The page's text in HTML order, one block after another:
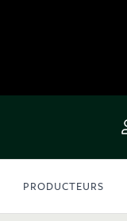
PRODUCTEURS